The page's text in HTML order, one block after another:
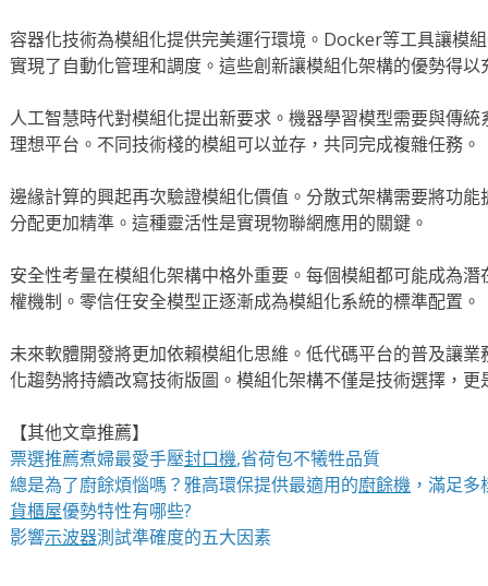
容器化技術為模組化提供完美運行環境。Docker等工具讓模
實現了自動化管理和調度。這些創新讓模組化架構的優勢得以
人工智慧時代對模組化提出新要求。機器學習模型需要與傳
理想平台。不同技術棧的模組可以並存，共同完成複雜任務。
邊緣計算的興起再次驗證模組化價值。分散式架構需要將功
分配更加精準。這種靈活性是實現物聯網應用的關鍵。
安全性考量在模組化架構中格外重要。每個模組都可能成為
權機制。零信任安全模型正逐漸成為模組化系統的標準配置。
未來軟體開發將更加依賴模組化思維。低代碼平台的普及讓
化趨勢將持續改寫技術版圖。模組化架構不僅是技術選擇，
【其他文章推薦】
票選推薦煮婦最愛手壓封口機,省荷包不犧牲品質
總是為了廚餘煩惱嗎？雅高環保提供最適用的廚餘機，滿足多
貨櫃屋優勢特性有哪些?
影響示波器測試準確度的五大因素